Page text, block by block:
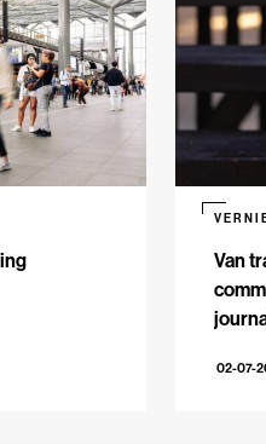
Van
02-07-